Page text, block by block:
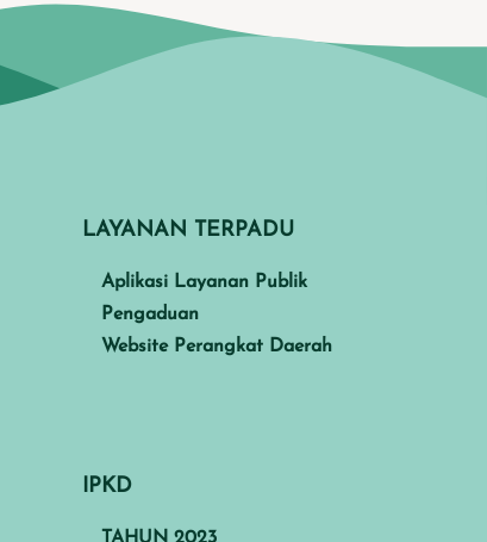
LAYANAN TERPADU
Aplikasi Layanan Publik
Pengaduan
Website Perangkat Daerah
IPKD